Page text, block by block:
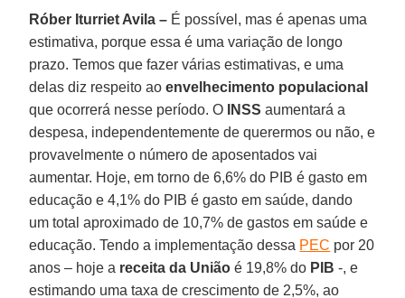
Róber Iturriet Avila – É possível, mas é apenas uma
estimativa, porque essa é uma variação de longo
prazo. Temos que fazer várias estimativas, e uma
delas diz respeito aoenvelhecimento populacional
que ocorrerá nesse período. O
INSS aumentará a
despesa, independentemente de querermos ou não, e
provavelmente o número de aposentados vai
aumentar. Hoje, em torno de 6,6% do PIB é gasto em
educação e 4,1% do PIB é gasto em saúde, dando
um total aproximado de 10,7% de gastos em saúde e
educação. Tendo a implementação dessa PEC por 20
anos – hoje a receita da União é 19,8% do PIB -, e
estimando uma taxa de crescimento de 2,5%, ao